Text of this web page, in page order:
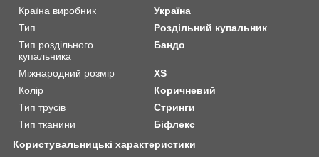
Країна виробник
Україна
Тип
Роздільний купальник
Тип роздільного
купальника
Бандо
Міжнародний розмір
XS
Колір
Коричневий
Тип трусів
Стринги
Тип тканини
Біфлекс
Користувальницькі характеристики